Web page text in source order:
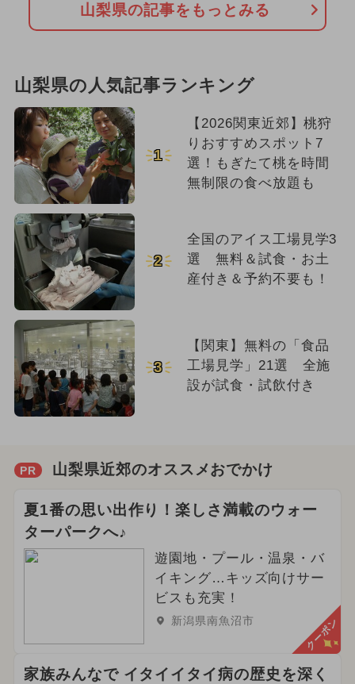
山梨県の記事をもっとみる
山梨県の人気記事ランキング
1
【2026関東近郊】桃狩
りおすすめスポット7
選！もぎたて桃を時間
無制限の食べ放題も
2
全国のアイス工場見学3
選 無料＆試食・お土
産付き＆予約不要も！
3
【関東】無料の「食品
工場見学」21選 全施
設が試食・試飲付き
PR 山梨県近郊のオススメおでかけ
夏1番の思い出作り！楽しさ満載のウォー
ターパークへ♪
遊園地・プール・温泉・バ
イキング…キッズ向けサー
ビスも充実！
新潟県南魚沼市 クーポン
家族みんなで イタイイタイ病の歴史を深く